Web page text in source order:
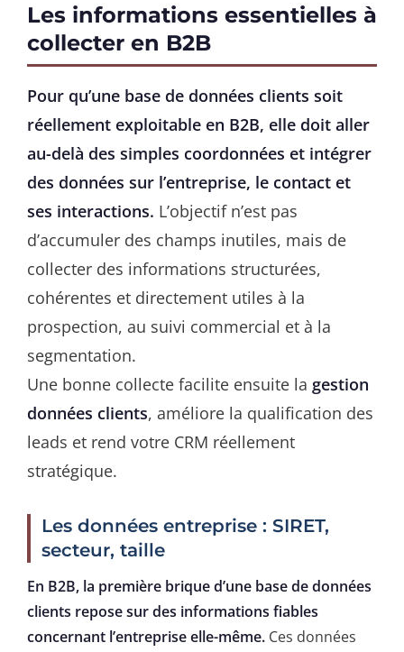
Les informations essentielles à
collecter en B2B
Pour qu’une base de données clients soit
réellement exploitable en B2B, elle doit aller
au-delà des simples coordonnées et intégrer
des données sur l’entreprise, le contact et
ses interactions. L’objectif n’est pas
d’accumuler des champs inutiles, mais de
collecter des informations structurées,
cohérentes et directement utiles à la
prospection, au suivi commercial et à la
segmentation.
Une bonne collecte facilite ensuite la gestion
données clients, améliore la qualification des
leads et rend votre CRM réellement
stratégique.
Les données entreprise : SIRET,
secteur, taille
En B2B, la première brique d’une base de données
clients repose sur des informations fiables
concernant l’entreprise elle-même. Ces données